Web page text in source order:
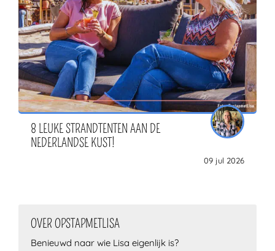
8 LEUKE STRANDTENTEN AAN DE
NEDERLANDSE KUST!
09 jul 2026
OVER OPSTAPMETLISA
Benieuwd naar wie Lisa eigenlijk is?